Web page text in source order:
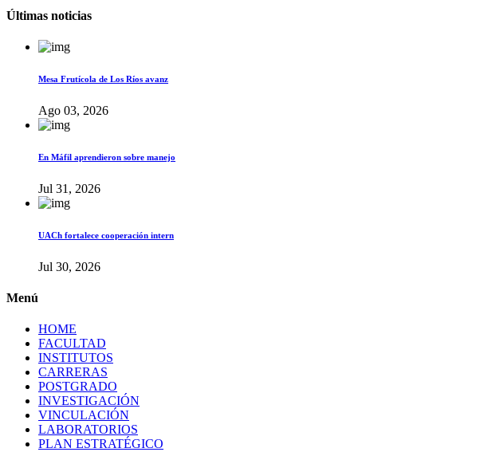
Últimas noticias
Mesa Frutícola de Los Ríos avanz
Ago 03, 2026
En Máfil aprendieron sobre manejo
Jul 31, 2026
UACh fortalece cooperación intern
Jul 30, 2026
Menú
HOME
FACULTAD
INSTITUTOS
CARRERAS
POSTGRADO
INVESTIGACIÓN
VINCULACIÓN
LABORATORIOS
PLAN ESTRATÉGICO